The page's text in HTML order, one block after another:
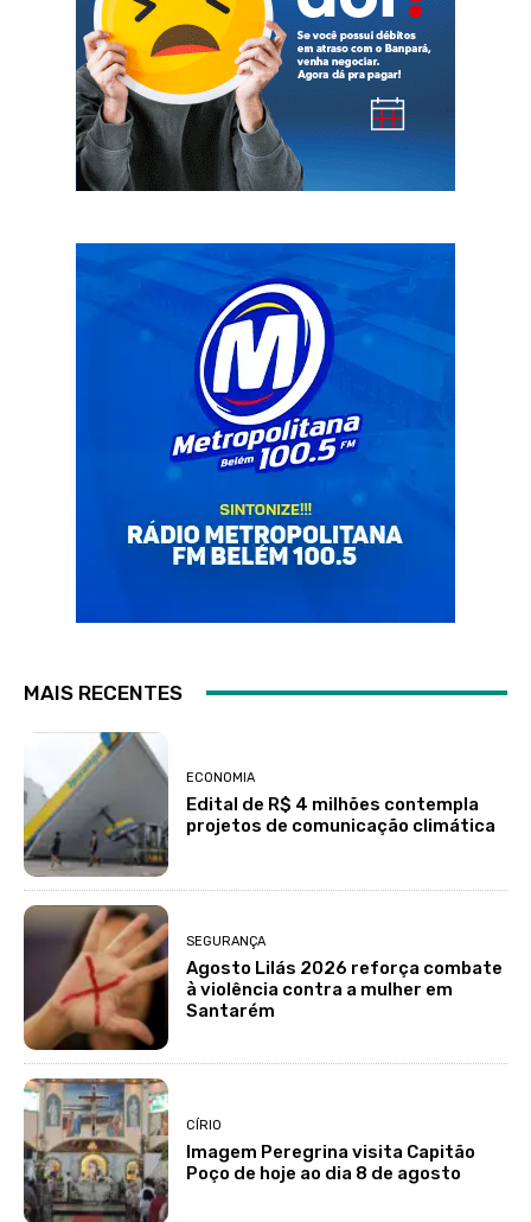
MAIS RECENTES
ECONOMIA
Edital de R$ 4 milhões contempla
projetos de comunicação climática
SEGURANÇA
Agosto Lilás 2026 reforça combate
à violência contra a mulher em
Santarém
CÍRIO
Imagem Peregrina visita Capitão
Poço de hoje ao dia 8 de agosto